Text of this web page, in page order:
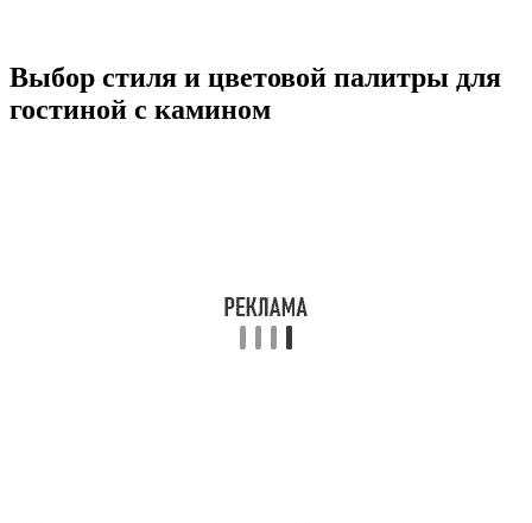
Выбор стиля и цветовой палитры для
гостиной с камином